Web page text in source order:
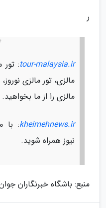
ر
tour-malaysia.ir: تور
مالزی، تور مالزی
مالزی را از ما بخواهید.
kheimehnews.ir: با
نیوز همراه شوید.
منبع: باشگاه خبرنگاران